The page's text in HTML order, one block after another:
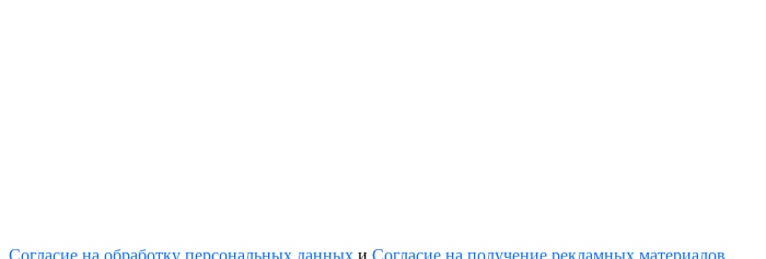
Согласие на обработку персональных данных и Согласие на получение рекламных материалов